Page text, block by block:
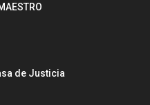
de Justicia